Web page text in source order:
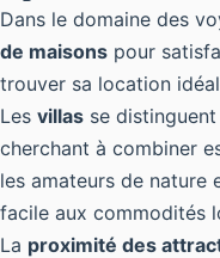
Dans le domaine des
de maisons pour
trouver sa location
Les villas se
cherchant à combiner
les amateurs de nature
facile aux commodités
La proximité des